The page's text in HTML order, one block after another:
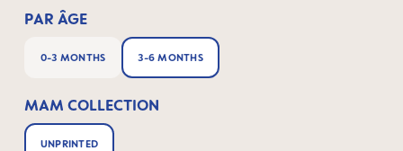
PAR ÂGE
0-3 MONTHS 3-6 MONTHS
MAM COLLECTION
UNPRINTED